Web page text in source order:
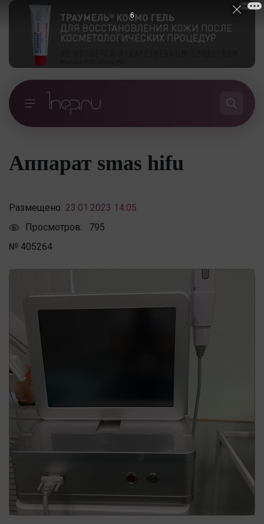
Аппарат smas hifu
Размещено: 23.01.2023 14:05
Просмотров:
795
№ 405264
5